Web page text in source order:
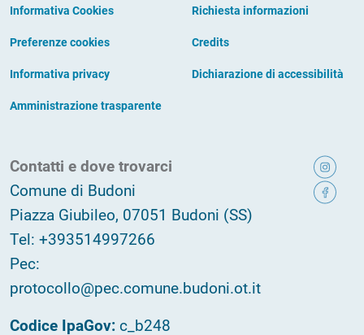
Informativa Cookies
Preferenze cookies
Informativa privacy
Amministrazione trasparente
Richiesta informazioni
Credits
Dichiarazione di accessibilità
Contatti e dove trovarci
Comune di Budoni
Piazza Giubileo, 07051 Budoni (SS)
Tel: +393514997266
Pec:
protocollo@pec.comune.budoni.ot.it
Codice IpaGov: c_b248